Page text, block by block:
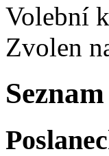
Volební
Zvolen